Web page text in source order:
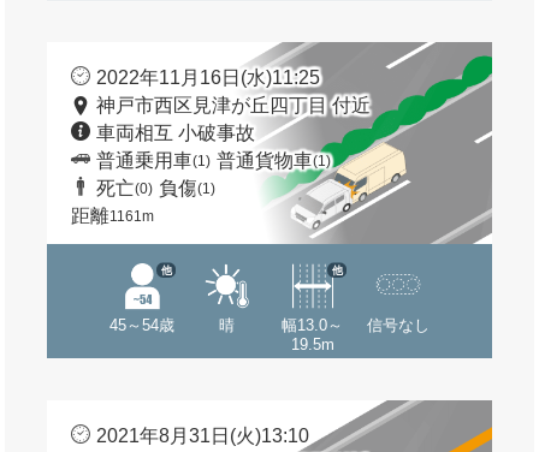
2022年11月16日(水)11:25
神戸市西区見津が丘四丁目 付近
車両相互 小破事故
普通乗用車(1) 普通貨物車(1)
死亡(0) 負傷(1)
距離1161m
45～54歳
他
晴
幅13.0～
19.5m
他
信号なし
2021年8月31日(火)13:10